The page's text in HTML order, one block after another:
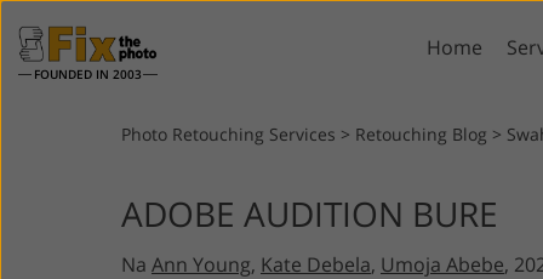
FOUNDED IN 2003
Home
Lightroom
Lightroom Presets
Entire LR Preset
Collections
Photo Retouching Services > Retouching Blog >
ADOBE AUDITION BURE
Na Ann Young, Kate Debela, Umoja Abebe,